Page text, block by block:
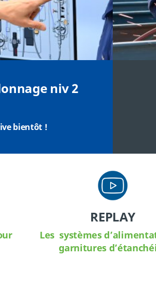
niv 2
bientôt !
REPLAY
Les systèmes
garnitures